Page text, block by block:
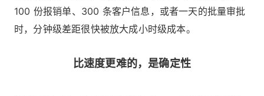
100 份报销单、300 条客户信息，或者一天的批量审批
时，分钟级差距很快被放大成小时级成本。
比速度更难的，是确定性